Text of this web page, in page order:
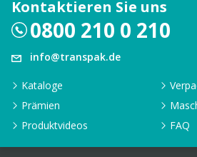
Kontaktieren Sie uns
0800 210 0 210
info@transpak.de
Kataloge
Prämien
Produktvideos
FAQ